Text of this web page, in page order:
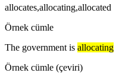
allocates,allocating,allocated
Örnek cümle
The government is allocating
Örnek cümle (çeviri)